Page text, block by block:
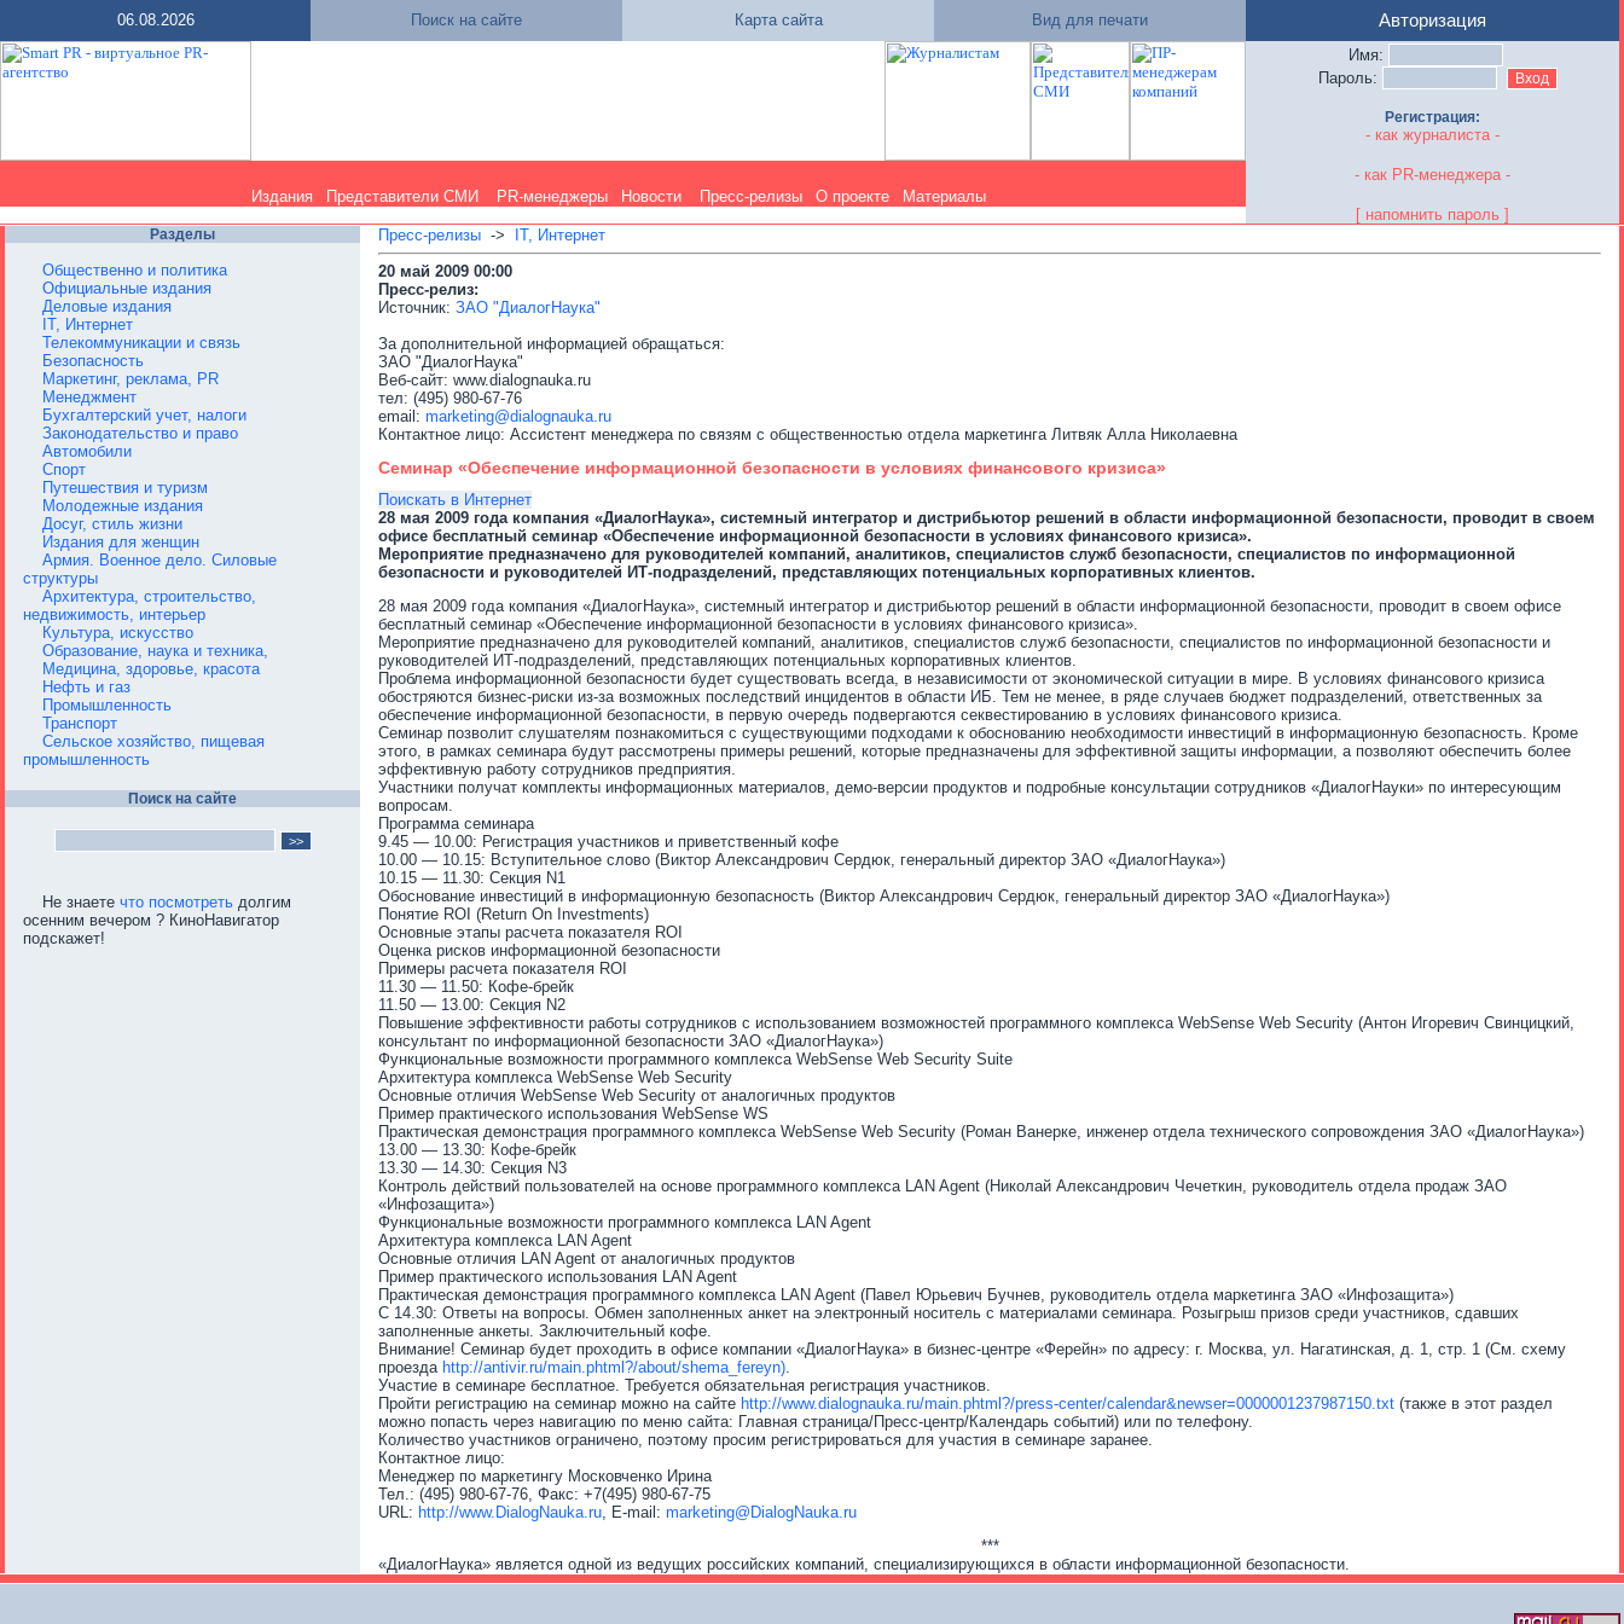
06.08.2026 Поиск на сайте Карта сайта Вид для печати
Издания Представители СМИ PR-менеджеры Новости Пресс-релизы О проекте Материалы
Авторизация
Имя:
Пароль:
Регистрация:
- как журналиста -
- как PR-менеджера -
[ напомнить пароль ]
Разделы
Общественно и политика
Официальные издания
Деловые издания
IT, Интернет
Телекоммуникации и связь
Безопасность
Маркетинг, реклама, PR
Менеджмент
Бухгалтерский учет, налоги
Законодательство и право
Автомобили
Спорт
Путешествия и туризм
Молодежные издания
Досуг, стиль жизни
Издания для женщин
Армия. Военное дело. Силовые
структуры
Архитектура, строительство,
недвижимость, интерьер
Культура, искусство
Образование, наука и техника,
Медицина, здоровье, красота
Нефть и газ
Промышленность
Транспорт
Сельское хозяйство, пищевая
промышленность
Поиск на сайте
Не знаете что посмотреть долгим
осенним вечером ? КиноНавигатор
подскажет!
Пресс-релизы ->
IT, Интернет
20 май 2009 00:00
Пресс-релиз:
Источник: ЗАО "ДиалогНаука"
За дополнительной информацией обращаться:
ЗАО "ДиалогНаука"
Веб-сайт: www.dialognauka.ru
тел: (495) 980-67-76
email: marketing@dialognauka.ru
Контактное лицо: Ассистент менеджера по связям с общественностью отдела маркетинга Литвяк Алла Николаевна
Семинар «Обеспечение информационной безопасности в условиях финансового кризиса»
Поискать в Интернет
28 мая 2009 года компания «ДиалогНаука», системный интегратор и дистрибьютор решений в области информационной безопасности, проводит в своем
офисе бесплатный семинар «Обеспечение информационной безопасности в условиях финансового кризиса».
Мероприятие предназначено для руководителей компаний, аналитиков, специалистов служб безопасности, специалистов по информационной
безопасности и руководителей ИТ-подразделений, представляющих потенциальных корпоративных клиентов.
28 мая 2009 года компания «ДиалогНаука», системный интегратор и дистрибьютор решений в области информационной безопасности, проводит в своем офисе
бесплатный семинар «Обеспечение информационной безопасности в условиях финансового кризиса».
Мероприятие предназначено для руководителей компаний, аналитиков, специалистов служб безопасности, специалистов по информационной безопасности и
руководителей ИТ-подразделений, представляющих потенциальных корпоративных клиентов.
Проблема информационной безопасности будет существовать всегда, в независимости от экономической ситуации в мире. В условиях финансового кризиса
обостряются бизнес-риски из-за возможных последствий инцидентов в области ИБ. Тем не менее, в ряде случаев бюджет подразделений, ответственных за
обеспечение информационной безопасности, в первую очередь подвергаются секвестированию в условиях финансового кризиса.
Семинар позволит слушателям познакомиться с существующими подходами к обоснованию необходимости инвестиций в информационную безопасность. Кроме
этого, в рамках семинара будут рассмотрены примеры решений, которые предназначены для эффективной защиты информации, а позволяют обеспечить более
эффективную работу сотрудников предприятия.
Участники получат комплекты информационных материалов, демо-версии продуктов и подробные консультации сотрудников «ДиалогНауки» по интересующим
вопросам.
Программа семинара
9.45 — 10.00: Регистрация участников и приветственный кофе
10.00 — 10.15: Вступительное слово (Виктор Александрович Сердюк, генеральный директор ЗАО «ДиалогНаука»)
10.15 — 11.30: Секция N1
Обоснование инвестиций в информационную безопасность (Виктор Александрович Сердюк, генеральный директор ЗАО «ДиалогНаука»)
Понятие ROI (Return On Investments)
Основные этапы расчета показателя ROI
Оценка рисков информационной безопасности
Примеры расчета показателя ROI
11.30 — 11.50: Кофе-брейк
11.50 — 13.00: Секция N2
Повышение эффективности работы сотрудников с использованием возможностей программного комплекса WebSense Web Security (Антон Игоревич Свинцицкий,
консультант по информационной безопасности ЗАО «ДиалогНаука»)
Функциональные возможности программного комплекса WebSense Web Security Suite
Архитектура комплекса WebSense Web Security
Основные отличия WebSense Web Security от аналогичных продуктов
Пример практического использования WebSense WS
Практическая демонстрация программного комплекса WebSense Web Security (Роман Ванерке, инженер отдела технического сопровождения ЗАО «ДиалогНаука»)
13.00 — 13.30: Кофе-брейк
13.30 — 14.30: Секция N3
Контроль действий пользователей на основе программного комплекса LAN Agent (Николай Александрович Чечеткин, руководитель отдела продаж ЗАО
«Инфозащита»)
Функциональные возможности программного комплекса LAN Agent
Архитектура комплекса LAN Agent
Основные отличия LAN Agent от аналогичных продуктов
Пример практического использования LAN Agent
Практическая демонстрация программного комплекса LAN Agent (Павел Юрьевич Бучнев, руководитель отдела маркетинга ЗАО «Инфозащита»)
С 14.30: Ответы на вопросы. Обмен заполненных анкет на электронный носитель с материалами семинара. Розыгрыш призов среди участников, сдавших
заполненные анкеты. Заключительный кофе.
Внимание! Семинар будет проходить в офисе компании «ДиалогНаука» в бизнес-центре «Ферейн» по адресу: г. Москва, ул. Нагатинская, д. 1, стр. 1 (См. схему
проезда http://antivir.ru/main.phtml?/about/shema_fereyn).
Участие в семинаре бесплатное. Требуется обязательная регистрация участников.
Пройти регистрацию на семинар можно на сайте http://www.dialognauka.ru/main.phtml?/press-center/calendar&newser=0000001237987150.txt (также в этот раздел
можно попасть через навигацию по меню сайта: Главная страница/Пресс-центр/Календарь событий) или по телефону.
Количество участников ограничено, поэтому просим регистрироваться для участия в семинаре заранее.
Контактное лицо:
Менеджер по маркетингу Московченко Ирина
Тел.: (495) 980-67-76, Факс: +7(495) 980-67-75
URL: http://www.DialogNauka.ru, E-mail: marketing@DialogNauka.ru
***
«ДиалогНаука» является одной из ведущих российских компаний, специализирующихся в области информационной безопасности.